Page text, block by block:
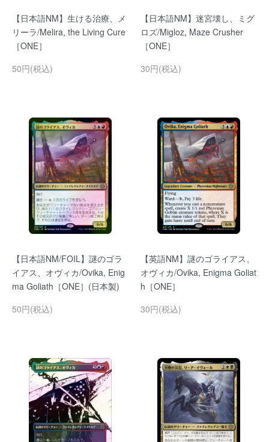
【日本語NM】生ける治療、メ
リーラ/Melira, the Living Cure
［ONE］
50円(税込)
【日本語NM】迷宮壊し、ミグ
ロズ/Migloz, Maze Crusher
［ONE］
30円(税込)
【日本語NM/FOIL】謎のゴラ
イアス、オヴィカ/Ovika, Enig
ma Goliath［ONE］(日本製)
50円(税込)
【英語NM】謎のゴライアス、
オヴィカ/Ovika, Enigma Goliat
h［ONE］
30円(税込)